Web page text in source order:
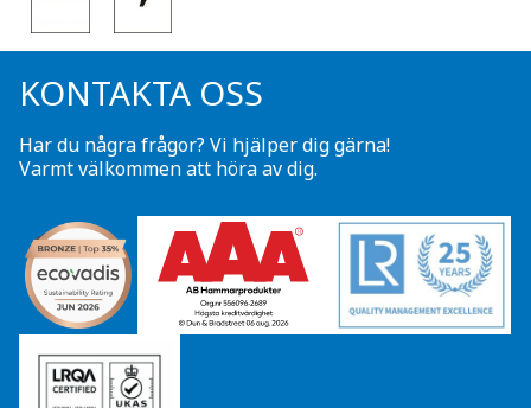
KONTAKTA OSS
Har du några frågor? Vi hjälper dig gärna!
Varmt välkommen att höra av dig.